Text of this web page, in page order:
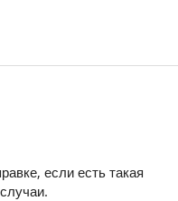
если есть такая